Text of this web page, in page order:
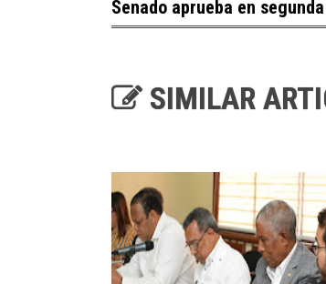
Senado aprueba en
SIMILAR